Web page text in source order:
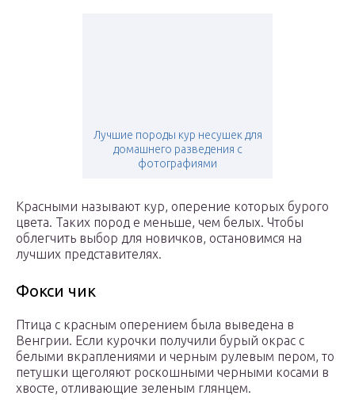
Лучшие породы кур несушек для
домашнего разведения с
фотографиями
Красными называют кур, оперение которых бурого
цвета. Таких пород е меньше, чем белых. Чтобы
облегчить выбор для новичков, остановимся на
лучших представителях.
Фокси чик
Птица с красным оперением была выведена в
Венгрии. Если курочки получили бурый окрас с
белыми вкраплениями и черным рулевым пером, то
петушки щеголяют роскошными черными косами в
хвосте, отливающие зеленым глянцем.